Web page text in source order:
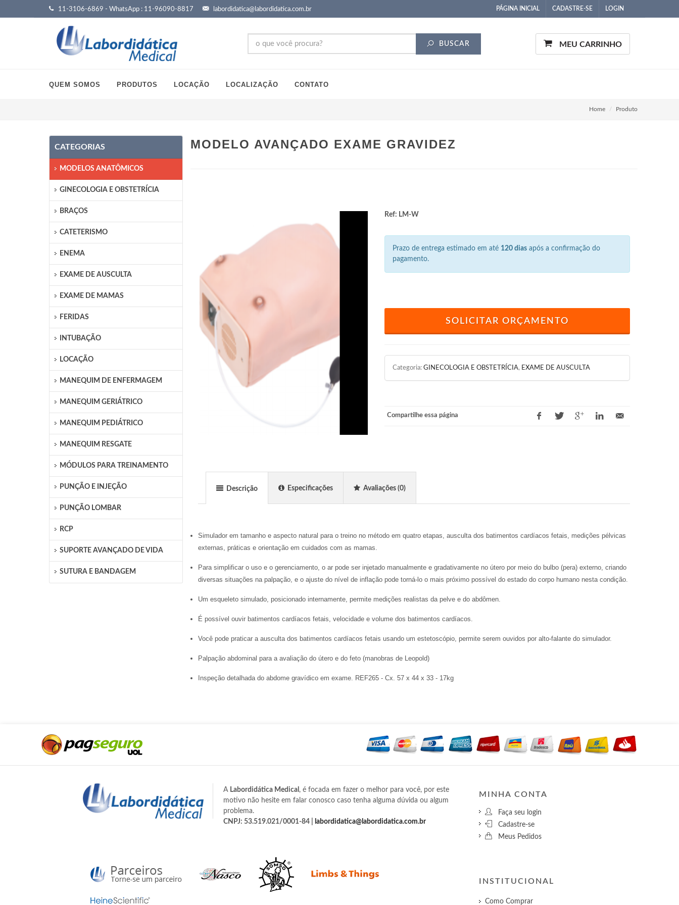
11-3106-6869 - WhatsApp : 11-96090-8817 labordidatica@labordidatica.com.br PÁGINA INICIAL CADASTRE-SE LOGIN
BUSCAR MEU CARRINHO
QUEM SOMOS PRODUTOS LOCAÇÃO LOCALIZAÇÃO CONTATO
Home Produto
CATEGORIAS
MODELOS ANATÔMICOS
GINECOLOGIA E OBSTETRÍCIA
BRAÇOS
CATETERISMO
ENEMA
EXAME DE AUSCULTA
EXAME DE MAMAS
FERIDAS
INTUBAÇÃO
LOCAÇÃO
MANEQUIM DE ENFERMAGEM
MANEQUIM GERIÁTRICO
MANEQUIM PEDIÁTRICO
MANEQUIM RESGATE
MÓDULOS PARA TREINAMENTO
PUNÇÃO E INJEÇÃO
PUNÇÃO LOMBAR
RCP
SUPORTE AVANÇADO DE VIDA
SUTURA E BANDAGEM
MODELO AVANÇADO EXAME GRAVIDEZ
Ref: LM-W
Prazo de entrega estimado em até 120 diasapós a confirmação do
pagamento.
SOLICITAR ORÇAMENTO
Categoria: GINECOLOGIA E OBSTETRÍCIA, EXAME DE AUSCULTA
Compartilhe essa página
Descrição Especificações Avaliações(0)
Simulador em tamanho e aspecto natural para o treino no método em quatro etapas, ausculta dos batimentos cardíacos fetais, medições pélvicas
externas, práticas e orientação em cuidados com as mamas.
Para simplificar o uso e o gerenciamento, o ar pode ser injetado manualmente e gradativamente no útero por meio do bulbo (pera) externo, criando
diversas situações na palpação, e o ajuste do nível de inflação pode torná-lo o mais próximo possível do estado do corpo humano nesta condição.
Um esqueleto simulado, posicionado internamente, permite medições realistas da pelve e do abdômen.
É possível ouvir batimentos cardíacos fetais, velocidade e volume dos batimentos cardíacos.
Você pode praticar a ausculta dos batimentos cardíacos fetais usando um estetoscópio, permite serem ouvidos por alto-falante do simulador.
Palpação abdominal para a avaliação do útero e do feto (manobras de Leopold)
Inspeção detalhada do abdome gravídico em exame. REF265 - Cx. 57 x 44 x 33 - 17kg
A Labordidática Medical , é focada em fazer o melhor para você, por este
motivo não hesite em falar conosco caso tenha alguma dúvida ou algum
problema.
CNPJ: 53.519.021/0001-84 |
labordidatica@labordidatica.com.br
MINHA CONTA
Faça seu login
Cadastre-se
Meus Pedidos
INSTITUCIONAL
Como Comprar